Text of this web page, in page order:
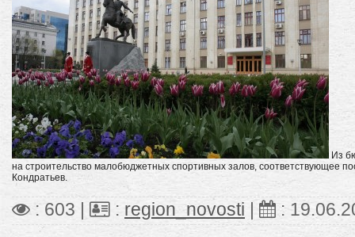
Из
на строительство малобюджетных спортивных залов, соответствующее
Кондратьев.
: 603 | : region_novosti :